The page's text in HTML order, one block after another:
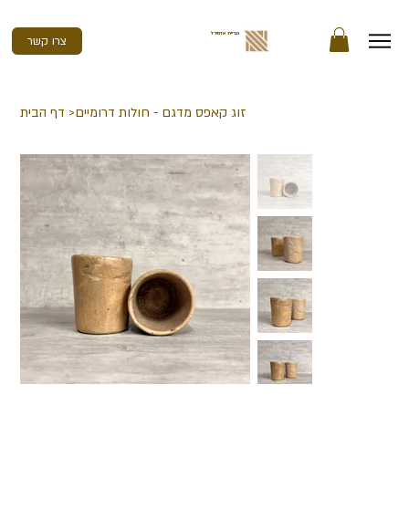
צרו קשר נגריית אדמירל
דף הבית >זוג קאפס מדגם - חולות דרומיים